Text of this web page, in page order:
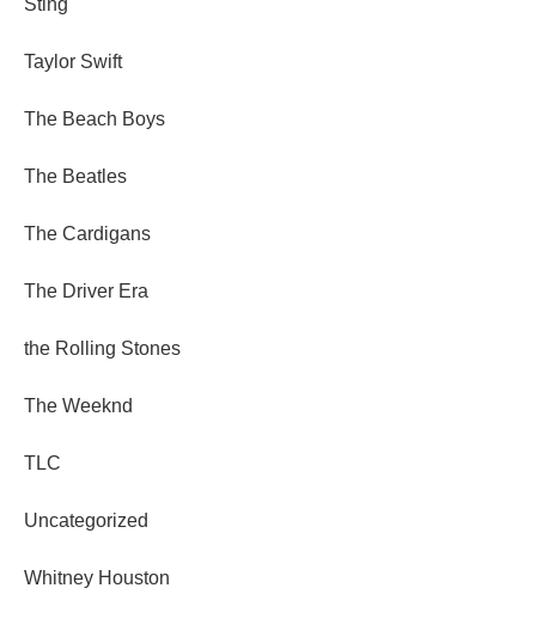
Taylor Swift
The Beach Boys
The Beatles
The Cardigans
The Driver Era
the Rolling Stones
The Weeknd
TLC
Uncategorized
Whitney Houston